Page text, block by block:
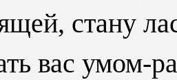
стану
вас умом-